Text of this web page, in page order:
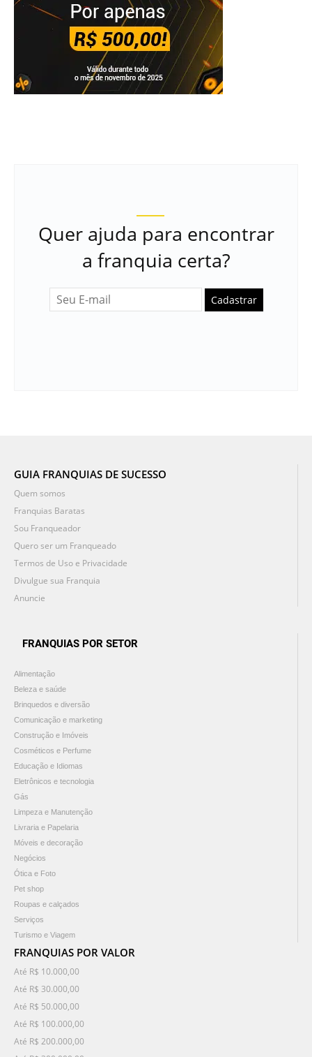
Quer ajuda para encontrar
a franquia certa?
Cadastrar
GUIA FRANQUIAS DE SUCESSO
Quem somos
Franquias Baratas
Sou Franqueador
Quero ser um Franqueado
Termos de Uso e Privacidade
Divulgue sua Franquia
Anuncie
FRANQUIAS POR SETOR
Alimentação
Beleza e saúde
Brinquedos e diversão
Comunicação e marketing
Construção e Imóveis
Cosméticos e Perfume
Educação e Idiomas
Eletrônicos e tecnologia
Gás
Limpeza e Manutenção
Livraria e Papelaria
Móveis e decoração
Negócios
Ótica e Foto
Pet shop
Roupas e calçados
Serviços
Turismo e Viagem
FRANQUIAS POR VALOR
Até R$ 10.000,00
Até R$ 30.000,00
Até R$ 50.000,00
Até R$ 100.000,00
Até R$ 200.000,00